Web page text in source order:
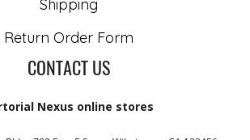
Shipping
Return Order Form
CONTACT US
Nexus online stores